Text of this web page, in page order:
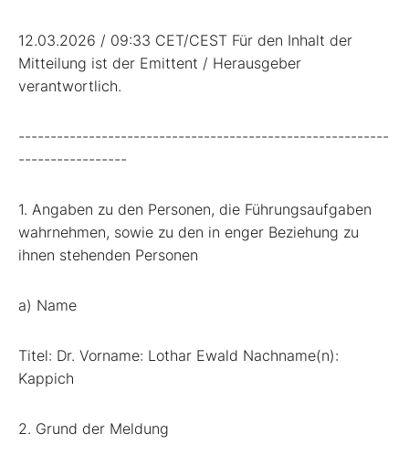
12.03.2026 / 09:33 CET/CEST Für den Inhalt der
Mitteilung ist der Emittent / Herausgeber
verantwortlich.
----------------------------------------------------------
-----------------
1. Angaben zu den Personen, die Führungsaufgaben
wahrnehmen, sowie zu den in enger Beziehung zu
ihnen stehenden Personen
a) Name
Titel: Dr. Vorname: Lothar Ewald Nachname(n):
Kappich
2. Grund der Meldung